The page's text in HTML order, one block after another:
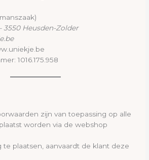
3550 Heusden-Zolder
1016.175.958
zijn van toepassing op alle
worden via de webshop
te plaatsen, aanvaardt de klant deze